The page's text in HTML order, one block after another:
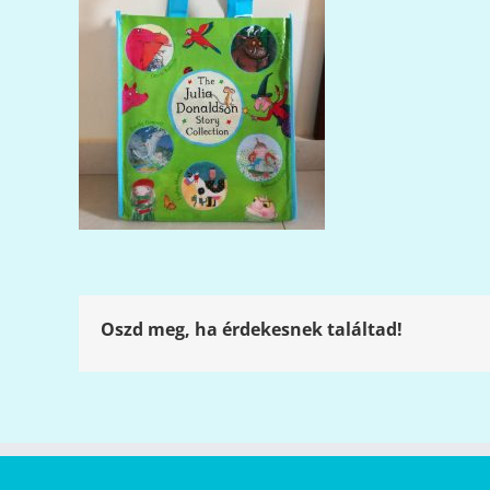
Oszd meg, ha érdekesnek találtad!